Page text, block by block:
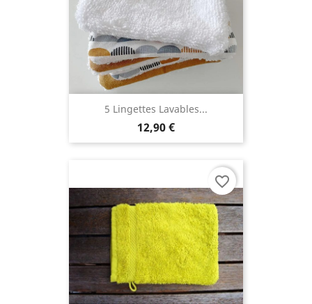
5 Lingettes Lavables...
12,90 €
favorite_border